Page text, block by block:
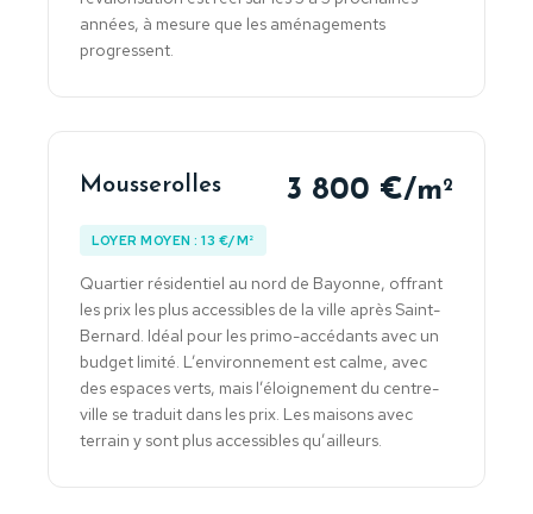
années, à mesure que les aménagements
progressent.
Mousserolles 3 800 €/m2
LOYER MOYEN : 13 €/M²
Quartier résidentiel au nord de Bayonne, offrant
les prix les plus accessibles de la ville après Saint-
Bernard. Idéal pour les primo-accédants avec un
budget limité. L’environnement est calme, avec
des espaces verts, mais l’éloignement du centre-
ville se traduit dans les prix. Les maisons avec
terrain y sont plus accessibles qu’ailleurs.